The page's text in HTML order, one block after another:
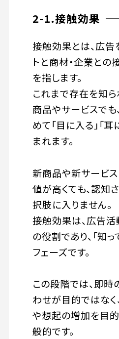
2-1.接触効果
接触効果とは、広告
トと商材・企業との
を指します。
これまで存在を知
商品やサービスでも
めて「目に入る」「
まれます。
新商品や新サービ
値が高くても、認知
択肢に入りません。
接触効果は、広告
の役割であり、「知
フェーズです。
この段階では、即
わせが目的ではな
や想起の増加を目
般的です。